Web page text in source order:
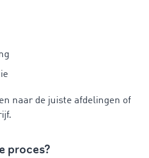
naar de juiste afdelingen of
proces?